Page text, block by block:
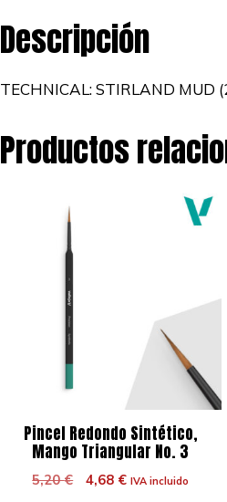
Descripción
TECHNICAL: STIRLAND MUD
Productos
Pincel Redondo Sintético,
Mango Triangular No. 3
5,20€
El
4,68 €ElIVA incluido